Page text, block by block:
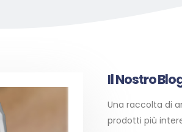
Il Nostro
Una raccolta di
prodotti più